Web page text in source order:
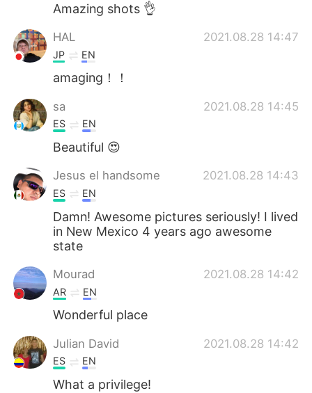
Amazing shots 👌
HAL 2021.08.28 14:47
JP EN
amaging！！
sa 2021.08.28 14:45
ES EN
Beautiful 😍
Jesus el handsome 2021.08.28 14:43
ES EN
Damn! Awesome pictures seriously! I lived
in New Mexico 4 years ago awesome
state
Mourad 2021.08.28 14:42
AR EN
Wonderful place
Julian David 2021.08.28 14:42
ES EN
What a privilege!